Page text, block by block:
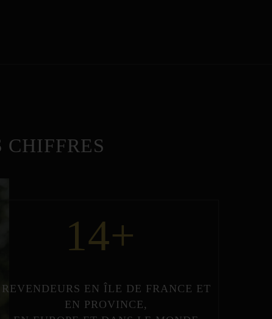
14+
REVENDEURS EN ÎLE DE FRANCE ET
EN PROVINCE,